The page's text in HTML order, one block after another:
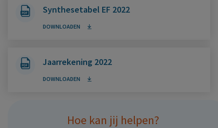
Synthesetabel EF 2022
DOWNLOADEN
Jaarrekening 2022
DOWNLOADEN
Hoe kan jij helpen?